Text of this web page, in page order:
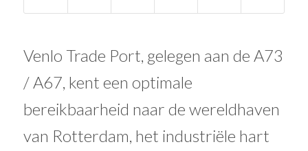
Venlo Trade Port, gelegen aan de A73
/ A67, kent een optimale
bereikbaarheid naar de wereldhaven
van Rotterdam, het industriële hart